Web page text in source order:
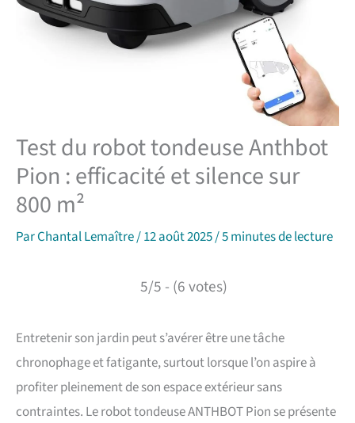
Test du robot tondeuse Anthbot
Pion : efficacité et silence sur
800 m²
ParChantal Lemaître/12 août 2025/5 minutes de lecture
5/5 - (6 votes)
Entretenir son jardin peut s’avérer être une tâche
chronophage et fatigante, surtout lorsque l’on aspire à
profiter pleinement de son espace extérieur sans
contraintes. Le robot tondeuse ANTHBOT Pion se présente